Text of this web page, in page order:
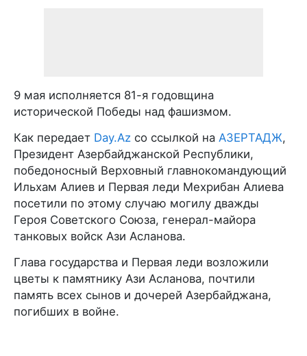
9 мая исполняется 81-я годовщина
исторической Победы над фашизмом.
Как передает Day.Az со ссылкой на АЗЕРТАДЖ,
Президент Азербайджанской Республики,
победоносный Верховный главнокомандующий
Ильхам Алиев и Первая леди Мехрибан Алиева
посетили по этому случаю могилу дважды
Героя Советского Союза, генерал-майора
танковых войск Ази Асланова.
Глава государства и Первая леди возложили
цветы к памятнику Ази Асланова, почтили
память всех сынов и дочерей Азербайджана,
погибших в войне.